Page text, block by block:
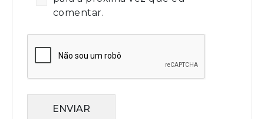
comentar.
ENVIAR